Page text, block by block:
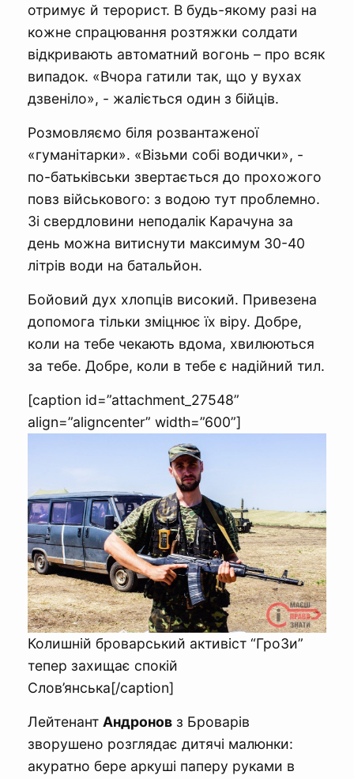
отримує й терорист. В будь-якому разі на
кожне спрацювання розтяжки солдати
відкривають автоматний вогонь – про всяк
випадок. «Вчора гатили так, що у вухах
дзвеніло», - жаліється один з бійців.
Розмовляємо біля розвантаженої
«гуманітарки». «Візьми собі водички», -
по-батьківськи звертається до прохожого
повз військового: з водою тут проблемно.
Зі свердловини неподалік Карачуна за
день можна витиснути максимум 30-40
літрів води на батальйон.
Бойовий дух хлопців високий. Привезена
допомога тільки зміцнює їх віру. Добре,
коли на тебе чекають вдома, хвилюються
за тебе. Добре, коли в тебе є надійний тил.
[caption id=”attachment_27548”
align=”aligncenter” width=”600”]
Колишній броварський активіст “ГроЗи”
тепер захищає спокій
Слов’янська[/caption]
Лейтенант Андронов з Броварів
зворушено розглядає дитячі малюнки:
акуратно бере аркуші паперу руками в